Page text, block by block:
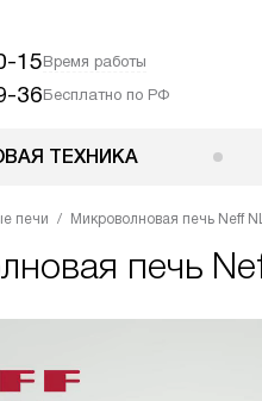
15Время работы
36Бесплатно по РФ
ТЕХНИКА
печи Микроволновая печь Neff
печь